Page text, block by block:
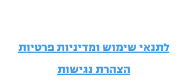
לתנאי שימוש ומדיניות פרטיות
הצהרת נגישות